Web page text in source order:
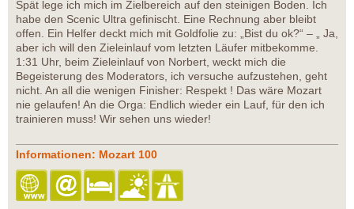
Spät lege ich mich im Zielbereich auf den steinigen Boden. Ich
habe den Scenic Ultra gefinischt. Eine Rechnung aber bleibt
offen. Ein Helfer deckt mich mit Goldfolie zu: „Bist du ok?“ – „ Ja,
aber ich will den Zieleinlauf vom letzten Läufer mitbekomme.
1:31 Uhr, beim Zieleinlauf von Norbert, weckt mich die
Begeisterung des Moderators, ich versuche aufzustehen, geht
nicht. An all die wenigen Finisher: Respekt ! Das wäre Mozart
nie gelaufen! An die Orga: Endlich wieder ein Lauf, für den ich
trainieren muss! Wir sehen uns wieder!
Informationen: Mozart 100